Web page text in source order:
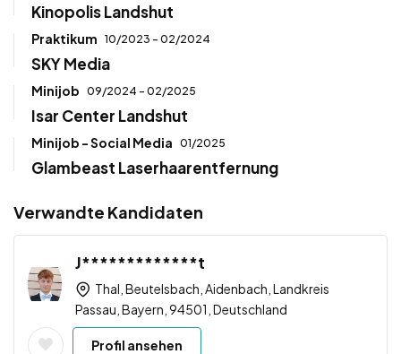
Kinopolis Landshut
Praktikum 10/2023 - 02/2024
SKY Media
Minijob 09/2024 - 02/2025
Isar Center Landshut
Minijob - Social Media 01/2025
Glambeast Laserhaarentfernung
Verwandte Kandidaten
J*************t
Thal, Beutelsbach, Aidenbach, Landkreis
Passau, Bayern, 94501, Deutschland
Profil ansehen